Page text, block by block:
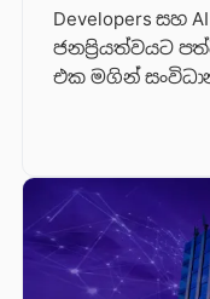
Developers
ජනප්‍රියත්වයට
එක මගින්